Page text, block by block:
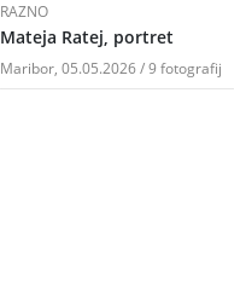
RAZNO
Mateja Ratej, portret
Maribor, 05.05.2026 / 9 fotografij